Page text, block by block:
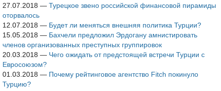
27.07.2018 — Турецкое звено российской финансовой пирамиды
оторвалось
12.07.2018 — Будет ли меняться внешняя политика Турции?
15.05.2018 — Бахчели предложил Эрдогану амнистировать
членов организованных преступных группировок
20.03.2018 — Чего ожидать от предстоящей встречи Турции с
Евросоюзом?
01.03.2018 — Почему рейтинговое агентство Fitch покинуло
Турцию?